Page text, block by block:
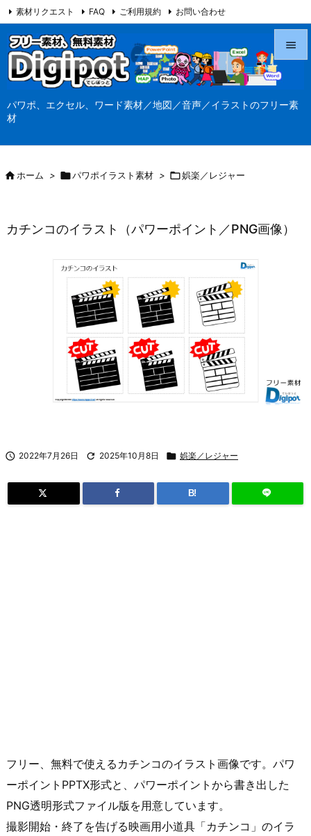
パワポ、エクセル、ワード素材／地図／音声／イラストのフリー素
材



検索
素材リクエスト FAQ ご利用規約 お問い合わせ
当サイト（Digipot.net）について
ホーム > パワポイラスト素材 > 娯楽／レジャー
カチンコのイラスト（パワーポイント／PNG画像）
 2022年7月26日  2025年10月8日  娯楽／レジャー
B!
フリー、無料で使えるカチンコのイラスト画像です。パワ
ーポイントPPTX形式と、パワーポイントから書き出した
PNG透明形式ファイル版を用意しています。
撮影開始・終了を告げる映画用小道具「カチンコ」のイラ